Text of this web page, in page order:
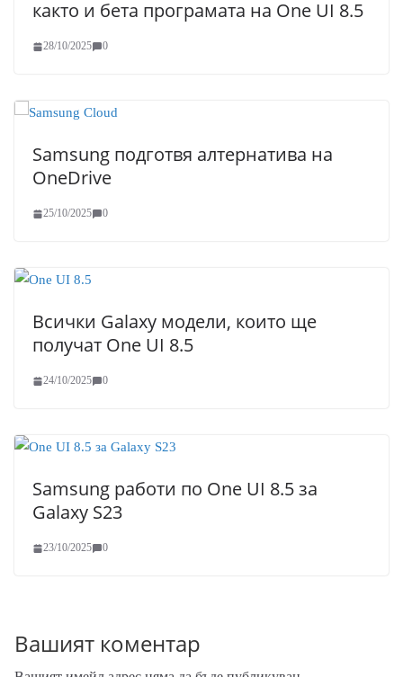
както и бета програмата на One UI 8.5
28/10/2025 0
Samsung подготвя алтернатива на
OneDrive
25/10/2025 0
Всички Galaxy модели, които ще
получат One UI 8.5
24/10/2025 0
Samsung работи по One UI 8.5 за
Galaxy S23
23/10/2025 0
Вашият коментар